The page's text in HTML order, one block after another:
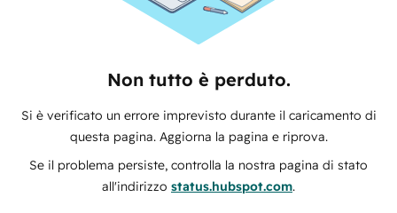
Non tutto è perduto.
Si è verificato un errore imprevisto durante il caricamento di
questa pagina. Aggiorna la pagina e riprova.
Se il problema persiste, controlla la nostra pagina di stato
all'indirizzo status.hubspot.com.